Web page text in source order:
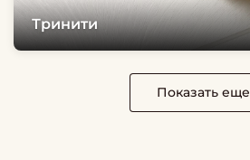
Тринити
Показать еще